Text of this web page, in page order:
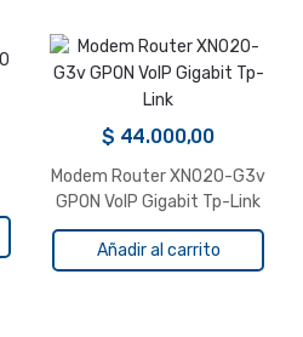
$ 44.000,00
Modem Router XN020-G3v
GPON VoIP Gigabit Tp-Link
Añadir al carrito